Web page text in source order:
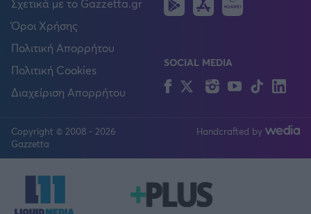
Σχετικά με το Gazzetta.gr
Όροι Χρήσης
Πολιτική Απορρήτου
Πολιτική Cookies
Διαχείριση Απορρήτου
Android
IOS
SOCIAL MEDIA
FacebookTwitterInstagram
YouTubeTikTok
Copyright © 2008 - 2026
Gazzetta
Handcrafted by